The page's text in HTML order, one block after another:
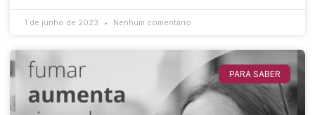
1 de junho de 2023 Nenhum comentário
PARA SABER